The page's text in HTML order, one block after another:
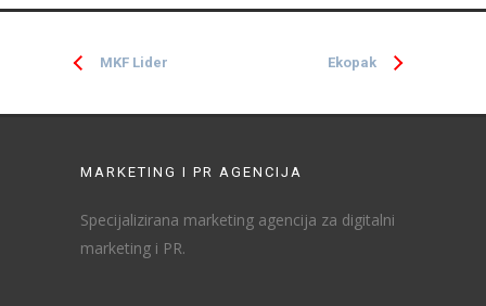
MKF Lider Ekopak
MARKETING I PR AGENCIJA
Specijalizirana marketing agencija za digitalni
marketing i PR.